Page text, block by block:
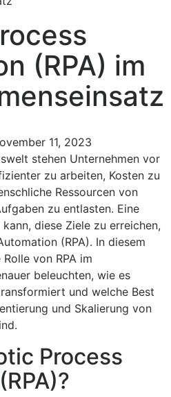
(RPA) im
11, 2023
stehen Unternehmen vor
zu arbeiten, Kosten zu
Ressourcen von
zu entlasten. Eine
diese Ziele zu erreichen,
(RPA). In diesem
von RPA im
beleuchten, wie es
und welche Best
und Skalierung von
Process